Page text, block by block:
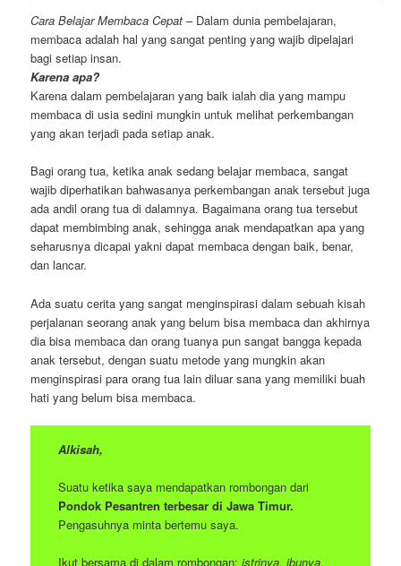
Cara Belajar Membaca Cepat – Dalam dunia pembelajaran,
membaca adalah hal yang sangat penting yang wajib dipelajari
bagi setiap insan.
Karena apa?
Karena dalam pembelajaran yang baik ialah dia yang mampu
membaca di usia sedini mungkin untuk melihat perkembangan
yang akan terjadi pada setiap anak.
Bagi orang tua, ketika anak sedang belajar membaca, sangat
wajib diperhatikan bahwasanya perkembangan anak tersebut juga
ada andil orang tua di dalamnya. Bagaimana orang tua tersebut
dapat membimbing anak, sehingga anak mendapatkan apa yang
seharusnya dicapai yakni dapat membaca dengan baik, benar,
dan lancar.
Ada suatu cerita yang sangat menginspirasi dalam sebuah kisah
perjalanan seorang anak yang belum bisa membaca dan akhirnya
dia bisa membaca dan orang tuanya pun sangat bangga kepada
anak tersebut, dengan suatu metode yang mungkin akan
menginspirasi para orang tua lain diluar sana yang memiliki buah
hati yang belum bisa membaca.
Alkisah,
Suatu ketika saya mendapatkan rombongan dari
Pondok Pesantren terbesar di Jawa Timur.
Pengasuhnya minta bertemu saya.
Ikut bersama di dalam rombongan: istrinya, ibunya,